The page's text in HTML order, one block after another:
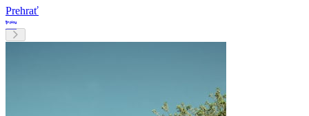
Prehrať